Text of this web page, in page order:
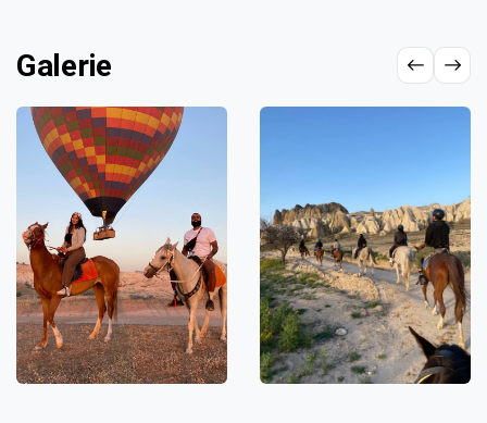
Galerie